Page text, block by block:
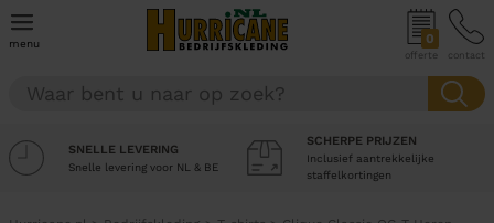
menu 0
offerte contact
SNELLE LEVERING
Snelle levering voor NL & BE
SCHERPE PRIJZEN
Inclusief aantrekkelijke
staffelkortingen